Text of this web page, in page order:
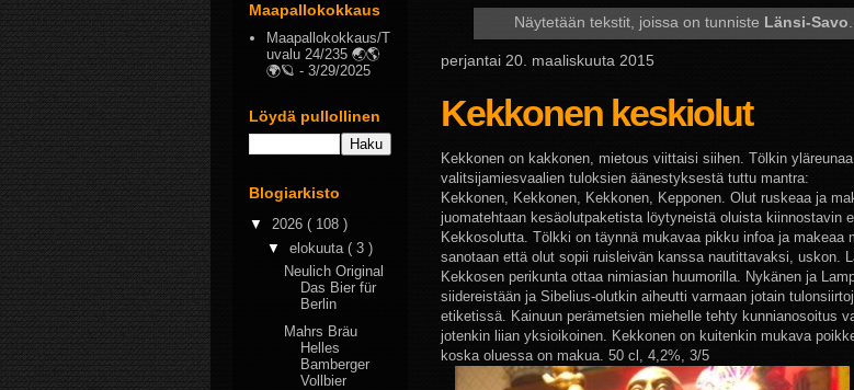
Näytetään tekstit, joissa on tunniste Länsi-Savo.
perjantai 20. maaliskuuta 2015
Kekkonen keskiolut
Kekkonen on kakkonen, mietous viittaisi siihen. Tölkin
valitsijamiesvaalien tuloksien äänestyksestä tuttu mantra:
Kekkonen, Kekkonen, Kekkonen, Kepponen. Olut ruskeaa ja
juomatehtaan kesäolutpaketista löytyneistä oluista kiinnostavin
Kekkosolutta. Tölkki on täynnä mukavaa pikku infoa ja makeaa
sanotaan että olut sopii ruisleivän kanssa nautittavaksi, uskon.
Kekkosen perikunta ottaa nimiasian huumorilla. Nykänen ja
siidereistään ja Sibelius-olutkin aiheutti varmaan jotain
etiketissä. Kainuun perämetsien miehelle tehty kunnianosoitus
jotenkin liian yksioikoinen. Kekkonen on kuitenkin mukava
koska oluessa on makua. 50 cl, 4,2%, 3/5
Maapallokokkaus
Maapallokokkaus/T
uvalu 24/235 🌏🌎
🌍🪐 - 3/29/2025
Löydä pullollinen
Blogiarkisto
▼ 2026 ( 108 )
▼ elokuuta ( 3 )
Neulich Original
Das Bier für
Berlin
Mahrs Bräu
Helles
Bamberger
Vollbier